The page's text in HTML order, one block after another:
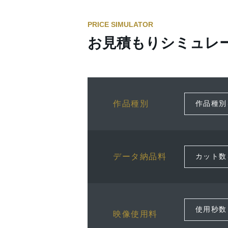
PRICE SIMULATOR
お見積もりシミュレ
作品種別
データ納品料
映像使用料